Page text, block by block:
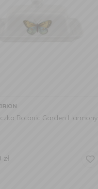
Botanic Garden Harmony
zł